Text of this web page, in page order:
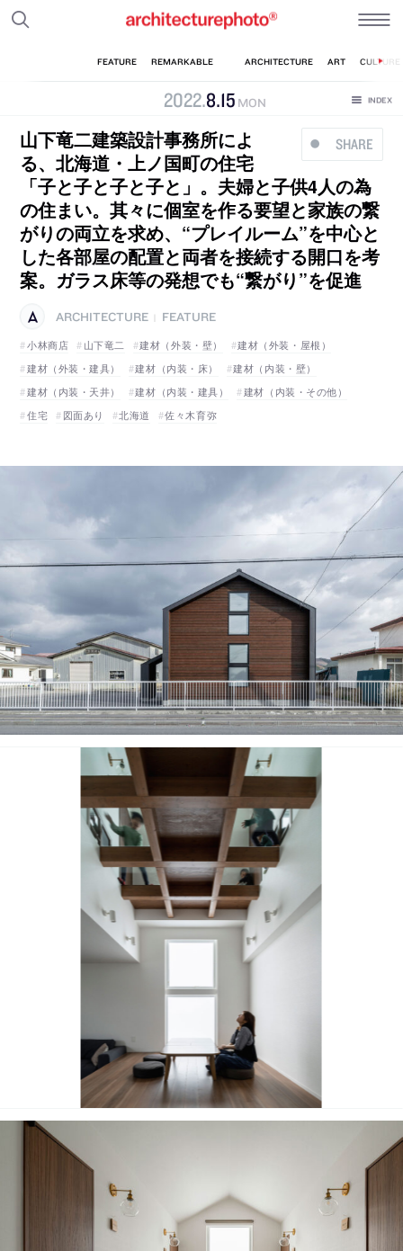
2022.8.15 MON
SHARE
山下竜二建築設計事務所によ
る、北海道・上ノ国町の住宅
「子と子と子と子と」。夫婦と子供4人の為
の住まい。其々に個室を作る要望と家族の繋
がりの両立を求め、“プレイルーム”を中心と
した各部屋の配置と両者を接続する開口を考
案。ガラス床等の発想でも“繋がり”を促進
ARCHITECTURE
FEATURE
小林商店
山下竜二 建材（外装・壁）
建材（外装・屋根）
建材（外装・建具）
建材（内装・床）
建材（内装・壁）
建材（内装・天井）
建材（内装・建具）
建材（内装・その他）
住宅
図面あり 北海道 佐々木育弥